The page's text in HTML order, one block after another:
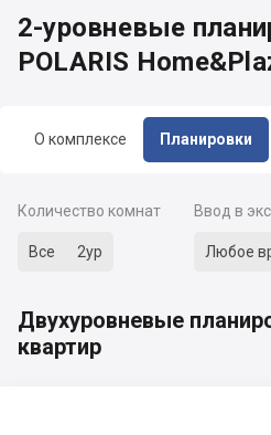
О комплексе Планировки
2-уровневые
POLARIS
Количество комнат
Все 2ур
Ввод в
Любое
Двухуровневые
квартир